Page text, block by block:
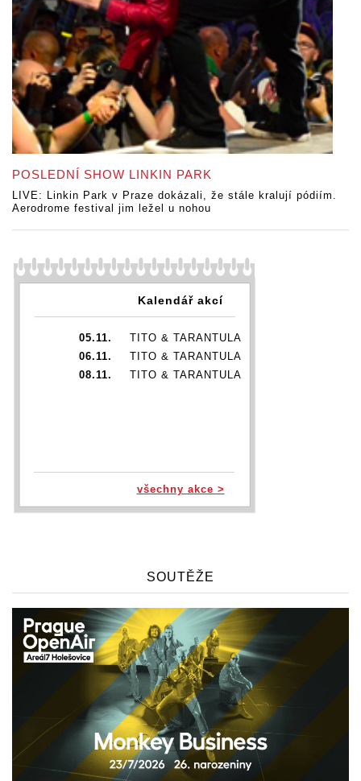
POSLEDNÍ SHOW LINKIN PARK
LIVE: Linkin Park v Praze dokázali, že stále kralují pódiím.
Aerodrome festival jim ležel u nohou
Kalendář akcí
05.11.
TITO & TARANTULA
06.11.
TITO & TARANTULA
08.11.
TITO & TARANTULA
všechny akce >
SOUTĚŽE